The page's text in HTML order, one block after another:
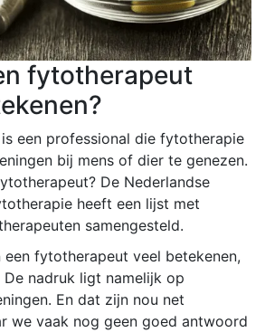
fytotherapeut
een professional die fytotherapie
bij mens of dier te genezen.
De Nederlandse
heeft een lijst met
samengesteld.
fytotherapeut veel betekenen,
nadruk ligt namelijk op
En dat zijn nou net
we vaak nog geen goed antwoord